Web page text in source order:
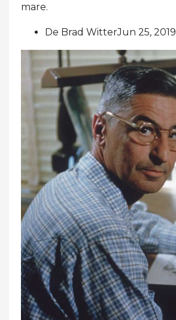
mare.
De Brad WitterJun 25, 2019